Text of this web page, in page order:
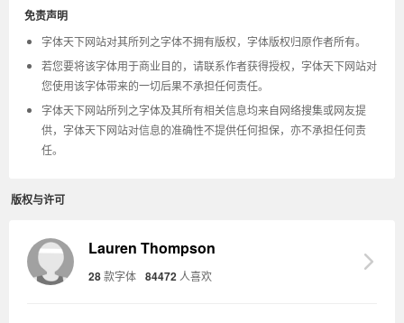
免责声明
字体天下网站对其所列之字体不拥有版权，字体版权归原作者所有。
若您要将该字体用于商业目的，请联系作者获得授权，字体天下网站对
您使用该字体带来的一切后果不承担任何责任。
字体天下网站所列之字体及其所有相关信息均来自网络搜集或网友提
供，字体天下网站对信息的准确性不提供任何担保，亦不承担任何责
任。
版权与许可
Lauren Thompson
28款字体 84472 人喜欢